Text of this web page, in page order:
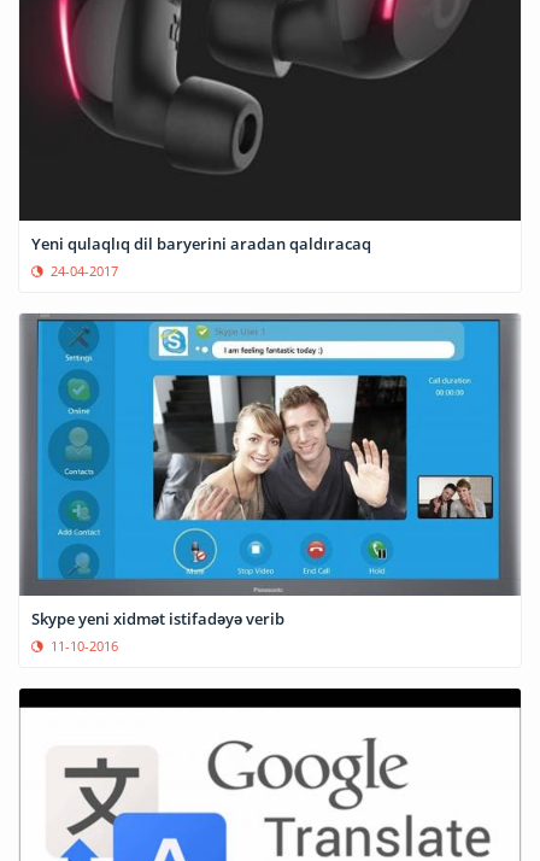
Yeni qulaqlıq dil baryerini aradan qaldıracaq
24-04-2017
Skype yeni xidmət istifadəyə verib
11-10-2016